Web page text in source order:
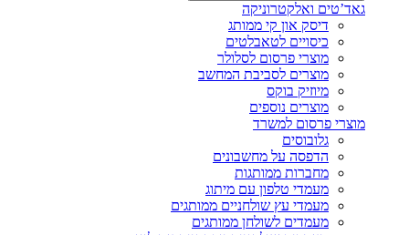
גאד’טים ואלקטרוניקה
דיסק און קי ממותג
כיסויים לטאבלטים
מוצרי פרסום לסלולר
מוצרים לסביבת המחשב
מיוזיק בוקס
מוצרים נוספים
מוצרי פרסום למשרד
גלובוסים
הדפסה על מחשבונים
מחברות ממותגות
מעמדי טלפון עם מיתוג
מעמדי עץ שולחניים ממותגים
מעמדים לשולחן ממותגים